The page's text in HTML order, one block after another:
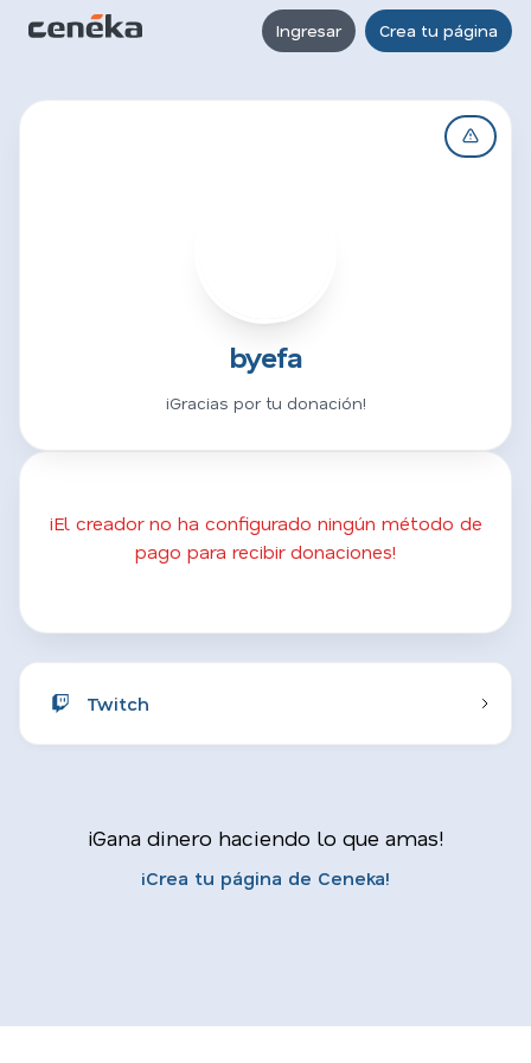
Ingresar Crea tu página
byefa
¡Gracias por tu donación!
¡El creador no ha configurado ningún método de
pago para recibir donaciones!
Twitch
¡Gana dinero haciendo lo que amas!
¡Crea tu página de Ceneka!